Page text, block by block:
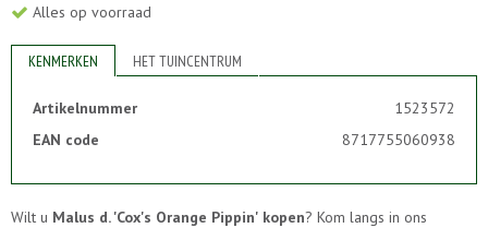
Alles op voorraad
KENMERKEN HET TUINCENTRUM
Artikelnummer
1523572
EAN code
8717755060938
Wilt u Malus d. 'Cox's Orange Pippin' kopen? Kom langs in ons